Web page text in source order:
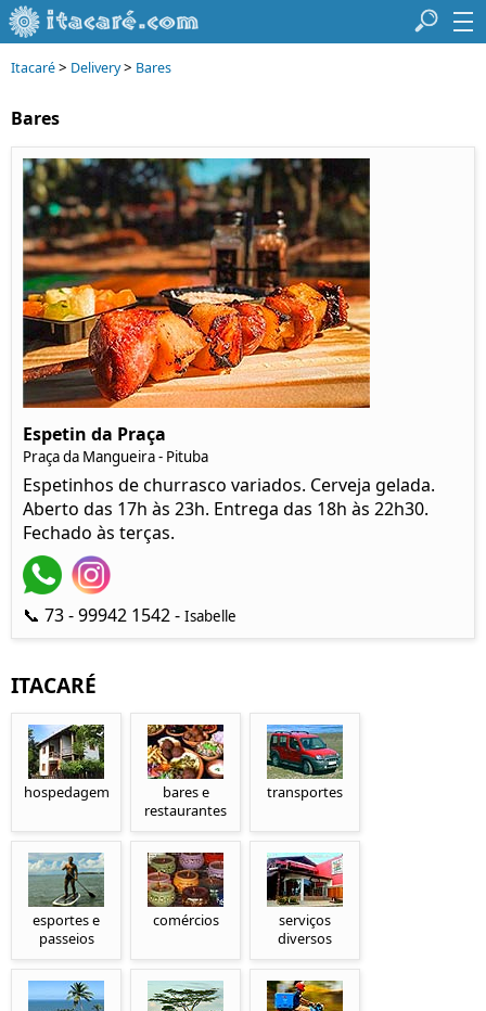
Itacaré> Delivery> Bares
Bares
Espetin da Praça
Praça da Mangueira - Pituba
Espetinhos de churrasco variados. Cerveja gelada.
Aberto das 17h às 23h. Entrega das 18h às 22h30.
Fechado às terças.
📞 73 - 99942 1542 - Isabelle
ITACARÉ
hospedagem
bares e
restaurantes
transportes
esportes e
passeios
comércios
serviços
diversos